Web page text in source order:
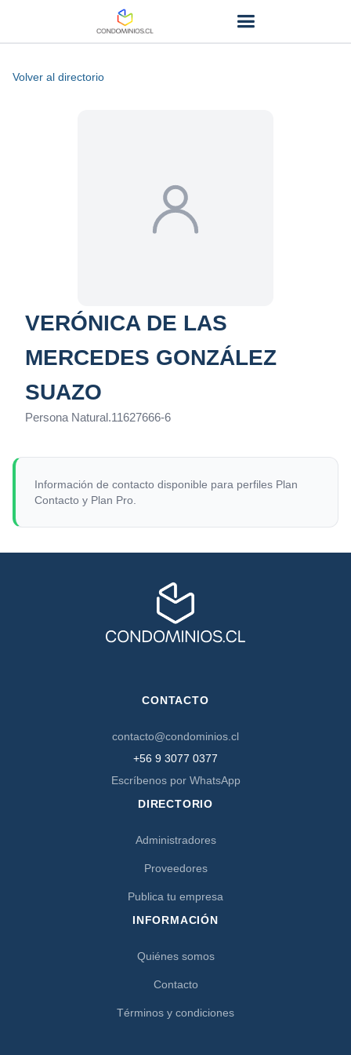
Volver al directorio
VERÓNICA DE LAS
MERCEDES GONZÁLEZ
SUAZO
Persona Natural.11627666-6
Información de contacto disponible para perfiles Plan
Contacto y Plan Pro.
CONTACTO
contacto@condominios.cl
+56 9 3077 0377
Escríbenos por WhatsApp
DIRECTORIO
Administradores
Proveedores
Publica tu empresa
INFORMACIÓN
Quiénes somos
Contacto
Términos y condiciones